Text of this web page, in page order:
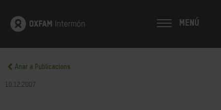
MENÚ
Anar a Publicacions
10.12.2007